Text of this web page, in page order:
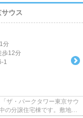
ウス
分
歩12分
1
ザ・パークタワー東京サウ
の分譲住宅棟です。敷地内